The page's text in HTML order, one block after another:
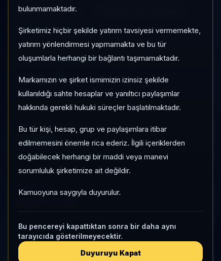
bulunmamaktadır.
Şirketimiz hiçbir şekilde yatırım tavsiyesi vermemekte,
yatırım yönlendirmesi yapmamakta ve bu tür
oluşumlarla herhangi bir bağlantı taşımamaktadır.
Markamızın ve şirket ismimizin izinsiz şekilde
kullanıldığı sahte hesaplar ve yanıltıcı paylaşımlar
hakkında gerekli hukuki süreçler başlatılmaktadır.
Bu tür kişi, hesap, grup ve paylaşımlara itibar
edilmemesini önemle rica ederiz. İlgili içeriklerden
doğabilecek herhangi bir maddi veya manevi
sorumluluk şirketimize ait değildir.
Kamuoyuna saygıyla duyurulur.
Bu pencereyi kapattıktan sonra bir daha aynı
tarayıcıda gösterilmeyecektir.
Duyuruyu Kapat
Son fiyat:1,479535
Son işlem farkı: 0 gün
1 AY VE 3 AY PERFORMANS
+%3,25
3 Ay:+%10,08
KATEGORI KONUMU
13/160
Momentum bazlı kategori içi sıra
Araştırma Akışı